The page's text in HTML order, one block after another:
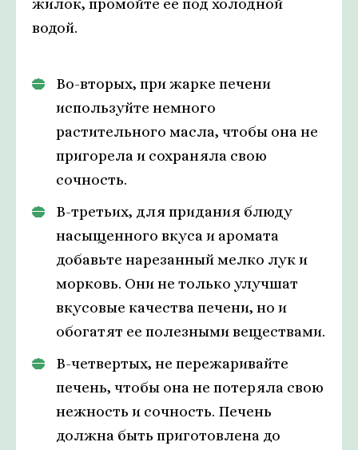
жилок, промойте ее под холодной
водой.
Во-вторых, при жарке печени
используйте немного
растительного масла, чтобы она не
пригорела и сохраняла свою
сочность.
В-третьих, для придания блюду
насыщенного вкуса и аромата
добавьте нарезанный мелко лук и
морковь. Они не только улучшат
вкусовые качества печени, но и
обогатят ее полезными веществами.
В-четвертых, не пережаривайте
печень, чтобы она не потеряла свою
нежность и сочность. Печень
должна быть приготовлена до